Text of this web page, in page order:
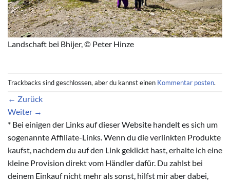
Landschaft bei Bhijer, © Peter Hinze
Trackbacks sind geschlossen, aber du kannst einen Kommentar posten.
← Zurück
Weiter →
* Bei einigen der Links auf dieser Website handelt es sich um
sogenannte Affiliate-Links. Wenn du die verlinkten Produkte
kaufst, nachdem du auf den Link geklickt hast, erhalte ich eine
kleine Provision direkt vom Händler dafür. Du zahlst bei
deinem Einkauf nicht mehr als sonst, hilfst mir aber dabei,